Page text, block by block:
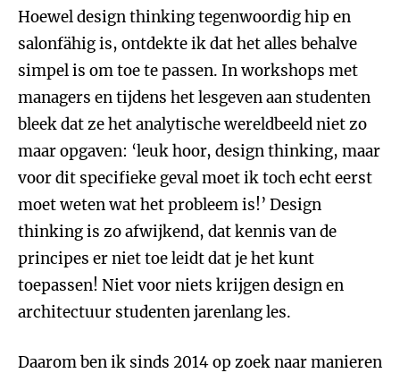
Hoewel design thinking tegenwoordig hip en
salonfähig is, ontdekte ik dat het alles behalve
simpel is om toe te passen. In workshops met
managers en tijdens het lesgeven aan studenten
bleek dat ze het analytische wereldbeeld niet zo
maar opgaven: ‘leuk hoor, design thinking, maar
voor dit specifieke geval moet ik toch echt eerst
moet weten wat het probleem is!’ Design
thinking is zo afwijkend, dat kennis van de
principes er niet toe leidt dat je het kunt
toepassen! Niet voor niets krijgen design en
architectuur studenten jarenlang les.
Daarom ben ik sinds 2014 op zoek naar manieren